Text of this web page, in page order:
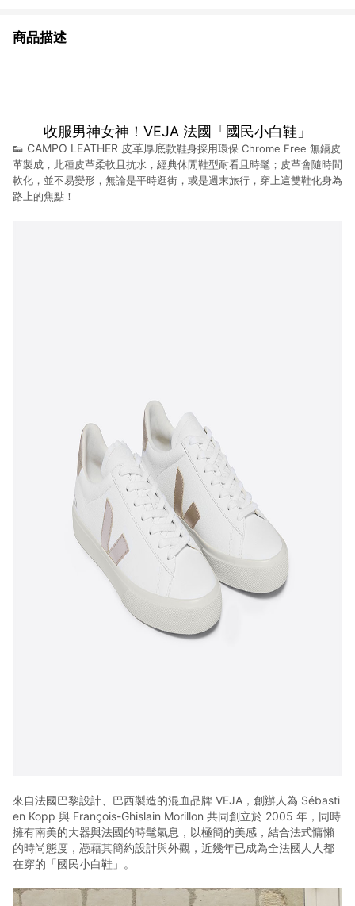
商品描述
收服男神女神！VEJA 法國「國民小白鞋」
👟 CAMPO LEATHER 皮革厚底款鞋身採用環保 Chrome Free 無鎘皮
革製成，此種皮革柔軟且抗水 ，經典休閒鞋型耐看且時髦；皮革會隨時間
軟化，並不易變形，無論是平時逛街，或是週末旅行，穿上這雙鞋化身為
路上的焦點！
來自法國巴黎設計、巴西製造的混血品牌 VEJA，創辦人為 Sébasti
en Kopp 與 François-Ghislain Morillon 共同創立於 2005 年，同時
擁有南美的大器與法國的時髦氣息，以極簡的美感，結合法式慵懶
的時尚態度，憑藉其簡約設計與外觀，近幾年已成為全法國人人都
在穿的「國民小白鞋」。